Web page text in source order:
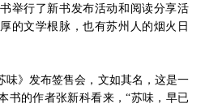
举行了新书发布活动和阅读分享活
的文学根脉，也有苏州人的烟火日
味》发布签售会，文如其名，这是一
书的作者张新科看来，“苏味，早已